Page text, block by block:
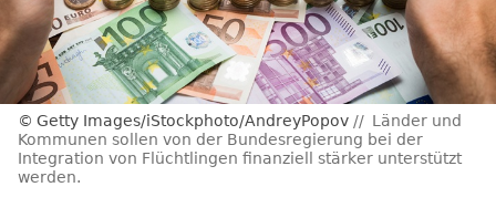
Getty Images/iStockphoto/AndreyPopov
Länder und
Kommunen sollen von der Bundesregierung bei der
Integration von Flüchtlingen finanziell stärker unterstützt
werden.